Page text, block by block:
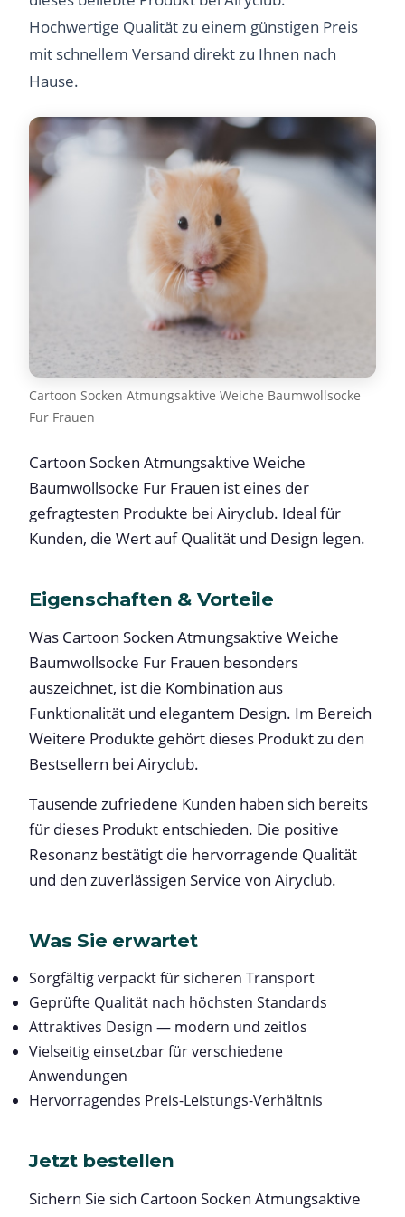
Hochwertige Qualität zu einem günstigen Preis
mit schnellem Versand direkt zu Ihnen nach
Hause.
Cartoon Socken Atmungsaktive Weiche Baumwollsocke
Fur Frauen
Cartoon Socken Atmungsaktive Weiche
Baumwollsocke Fur Frauen ist eines der
gefragtesten Produkte bei Airyclub. Ideal für
Kunden, die Wert auf Qualität und Design legen.
Eigenschaften & Vorteile
Was Cartoon Socken Atmungsaktive Weiche
Baumwollsocke Fur Frauen besonders
auszeichnet, ist die Kombination aus
Funktionalität und elegantem Design. Im Bereich
Weitere Produkte gehört dieses Produkt zu den
Bestsellern bei Airyclub.
Tausende zufriedene Kunden haben sich bereits
für dieses Produkt entschieden. Die positive
Resonanz bestätigt die hervorragende Qualität
und den zuverlässigen Service von Airyclub.
Was Sie erwartet
Sorgfältig verpackt für sicheren Transport
Geprüfte Qualität nach höchsten Standards
Attraktives Design — modern und zeitlos
Vielseitig einsetzbar für verschiedene
Anwendungen
Hervorragendes Preis-Leistungs-Verhältnis
Jetzt bestellen
Sichern Sie sich Cartoon Socken Atmungsaktive